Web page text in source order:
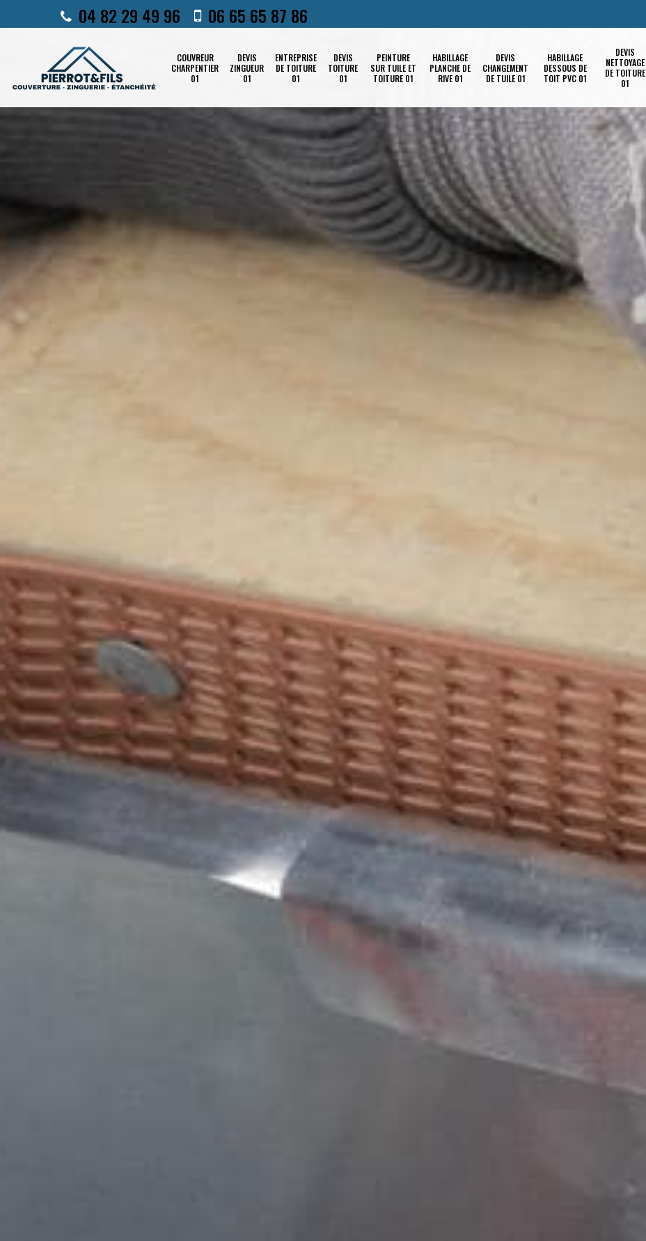
04 82 29 49 96 06 65 65 87 86
COUVREUR
CHARPENTIER
01
DEVIS
ZINGUEUR
01
ENTREPRISE
DE TOITURE
01
DEVIS
TOITURE
01
PEINTURE
SUR TUILE ET
TOITURE 01
HABILLAGE
PLANCHE DE
RIVE 01
DEVIS
CHANGEMENT
DE TUILE 01
HABILLAGE
DESSOUS DE
TOIT PVC 01
DEVIS
NETTOYAGE
DE TOITURE
01